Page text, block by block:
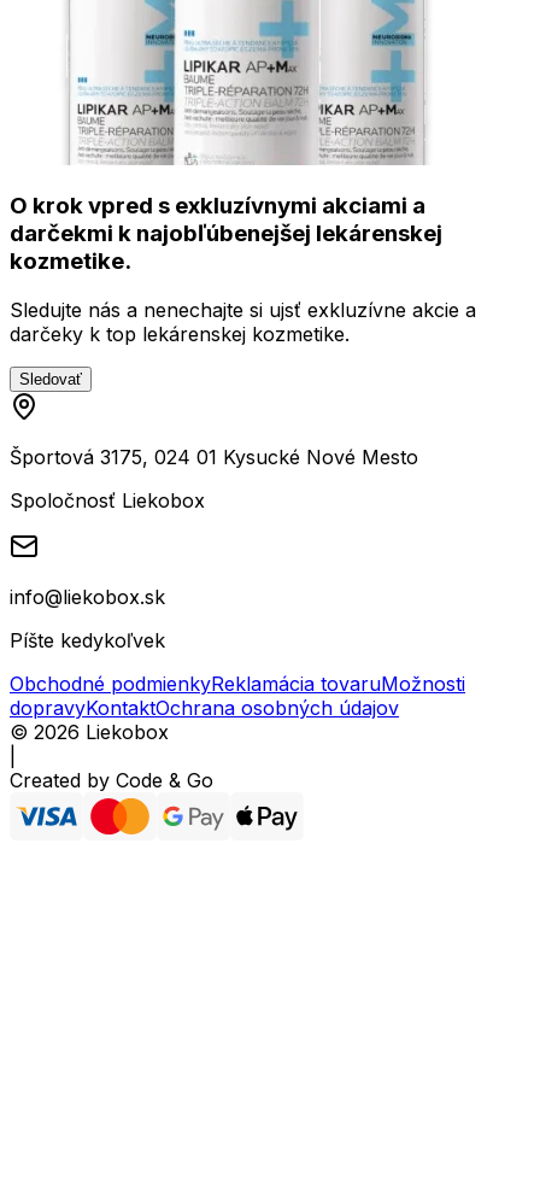
O krok vpred s exkluzívnymi akciami a
darčekmi k najobľúbenejšej lekárenskej
kozmetike.
Sledujte nás a nenechajte si ujsť exkluzívne akcie a
darčeky k top lekárenskej kozmetike.
Sledovať
Športová 3175, 024 01 Kysucké Nové Mesto
Spoločnosť Liekobox
info@liekobox.sk
Píšte kedykoľvek
Obchodné podmienkyReklamácia tovaruMožnosti
dopravyKontaktOchrana osobných údajov
© 2026 Liekobox
Created by Code & Go